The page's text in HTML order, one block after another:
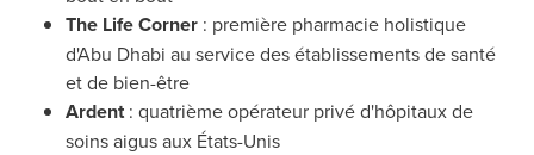
The Life Corner : première pharmacie holistique
d'Abu Dhabi au service des établissements de santé
et de bien-être
Ardent: quatrième opérateur privé d'hôpitaux de
soins aigus aux États-Unis